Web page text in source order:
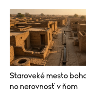
Staroveké mesto
no nerovnosť v ňom